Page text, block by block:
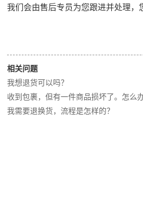
我们会由售后专员为您跟进并处理，
相关问题
我想退货可以吗？
收到包裹，但有一件商品损坏了。怎么
我需要退换货，流程是怎样的？